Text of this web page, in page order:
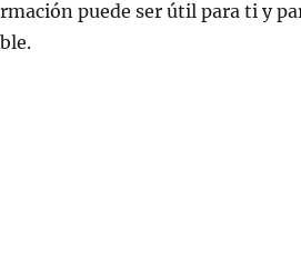
puede ser útil para ti y